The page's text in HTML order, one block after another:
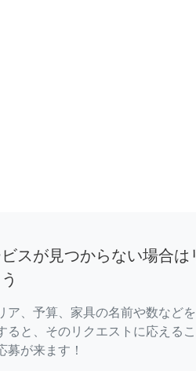
スが見つからない場合は
ア、予算、家具の名前や数など
ると、そのリクエストに応える
募が来ます！